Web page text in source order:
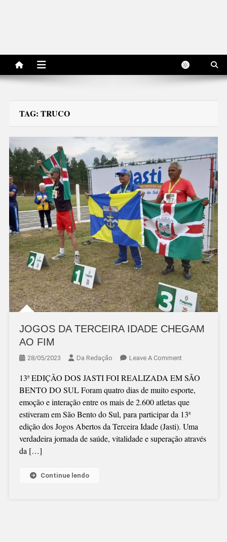
TAG: TRUCO
JOGOS DA TERCEIRA IDADE CHEGAM
AO FIM
28/05/2023 Da Redação Leave A CommentOn
DA
TERCEIRA
IDADE
CHEGAM
AO
FIM
13ª EDIÇÃO DOS JASTI FOI REALIZADA EM SÃO
BENTO DO SUL Foram quatro dias de muito esporte,
emoção e interação entre os mais de 2.600 atletas que
estiveram em São Bento do Sul, para participar da 13ª
edição dos Jogos Abertos da Terceira Idade (Jasti). Uma
verdadeira jornada de saúde, vitalidade e superação através
da […]
Continue lendo